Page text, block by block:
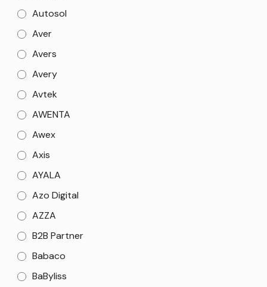
Autosol
Aver
Avers
Avery
Avtek
AWENTA
Awex
Axis
AYALA
Azo Digital
AZZA
B2B Partner
Babaco
BaByliss